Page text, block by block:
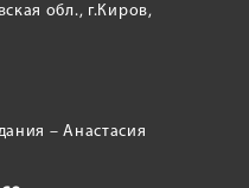
обл., г.Киров,
– Анастасия